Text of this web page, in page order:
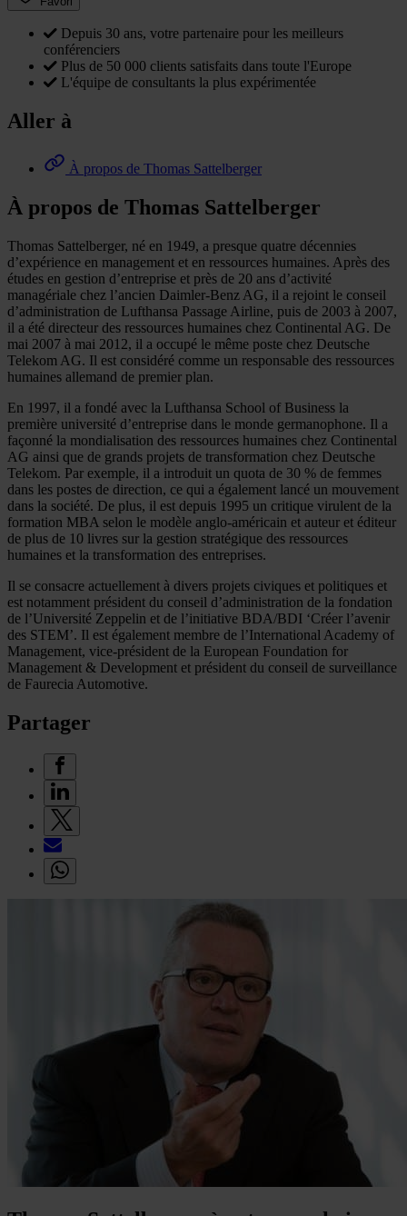
Depuis 30 ans, votre partenaire pour les meilleurs
conférenciers
Plus de 50 000 clients satisfaits dans toute l'Europe
L'équipe de consultants la plus expérimentée
Aller à
À propos de Thomas Sattelberger
À propos de Thomas Sattelberger
Thomas Sattelberger, né en 1949, a presque quatre décennies
d’expérience en management et en ressources humaines. Après des
études en gestion d’entreprise et près de 20 ans d’activité
managériale chez l’ancien Daimler-Benz AG, il a rejoint le conseil
d’administration de Lufthansa Passage Airline, puis de 2003 à 2007,
il a été directeur des ressources humaines chez Continental AG. De
mai 2007 à mai 2012, il a occupé le même poste chez Deutsche
Telekom AG. Il est considéré comme un responsable des ressources
humaines allemand de premier plan.
En 1997, il a fondé avec la Lufthansa School of Business la
première université d’entreprise dans le monde germanophone. Il a
façonné la mondialisation des ressources humaines chez Continental
AG ainsi que de grands projets de transformation chez Deutsche
Telekom. Par exemple, il a introduit un quota de 30 % de femmes
dans les postes de direction, ce qui a également lancé un mouvement
dans la société. De plus, il est depuis 1995 un critique virulent de la
formation MBA selon le modèle anglo-américain et auteur et éditeur
de plus de 10 livres sur la gestion stratégique des ressources
humaines et la transformation des entreprises.
Il se consacre actuellement à divers projets civiques et politiques et
est notamment président du conseil d’administration de la fondation
de l’Université Zeppelin et de l’initiative BDA/BDI ‘Créer l’avenir
des STEM’. Il est également membre de l’International Academy of
Management, vice-président de la European Foundation for
Management & Development et président du conseil de surveillance
de Faurecia Automotive.
Partager